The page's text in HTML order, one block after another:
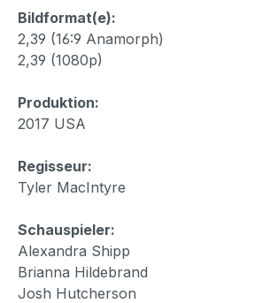
Bildformat(e):
2,39 (16:9 Anamorph)
2,39 (1080p)
Produktion:
2017 USA
Regisseur:
Tyler MacIntyre
Schauspieler:
Alexandra Shipp
Brianna Hildebrand
Josh Hutcherson